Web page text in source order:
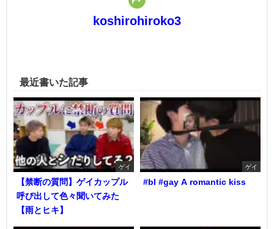
koshirohiroko3
最近書いた記事
ゲイ
【禁断の質問】ゲイカップル
呼び出して色々聞いてみた
【雨とヒキ】
ゲイ
#bl #gay A romantic kiss